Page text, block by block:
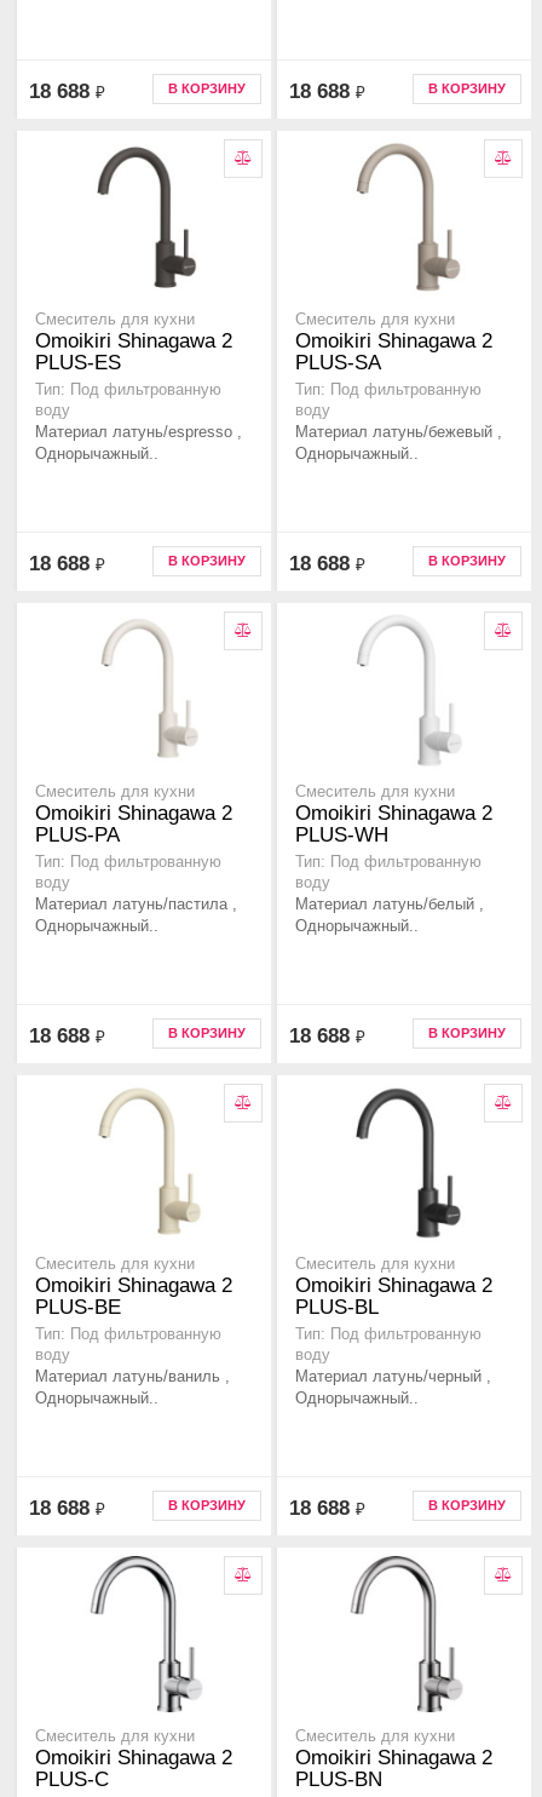
18 688 ₽ В КОРЗИНУ 18 688 ₽ В КОРЗИНУ
Смеситель для кухни
Omoikiri Shinagawa 2
PLUS-ES
Тип: Под фильтрованную
воду
Материал латунь/espresso ,
Однорычажный..
18 688 ₽ В КОРЗИНУ
Смеситель для кухни
Omoikiri Shinagawa 2
PLUS-SA
Тип: Под фильтрованную
воду
Материал латунь/бежевый ,
Однорычажный..
18 688 ₽ В КОРЗИНУ
Смеситель для кухни
Omoikiri Shinagawa 2
PLUS-PA
Тип: Под фильтрованную
воду
Материал латунь/пастила ,
Однорычажный..
18 688 ₽ В КОРЗИНУ
Смеситель для кухни
Omoikiri Shinagawa 2
PLUS-WH
Тип: Под фильтрованную
воду
Материал латунь/белый ,
Однорычажный..
18 688 ₽ В КОРЗИНУ
Смеситель для кухни
Omoikiri Shinagawa 2
PLUS-BE
Тип: Под фильтрованную
воду
Материал латунь/ваниль ,
Однорычажный..
18 688 ₽ В КОРЗИНУ
Смеситель для кухни
Omoikiri Shinagawa 2
PLUS-BL
Тип: Под фильтрованную
воду
Материал латунь/черный ,
Однорычажный..
18 688 ₽ В КОРЗИНУ
Смеситель для кухни
Omoikiri Shinagawa 2
PLUS-C
Смеситель для кухни
Omoikiri Shinagawa 2
PLUS-BN